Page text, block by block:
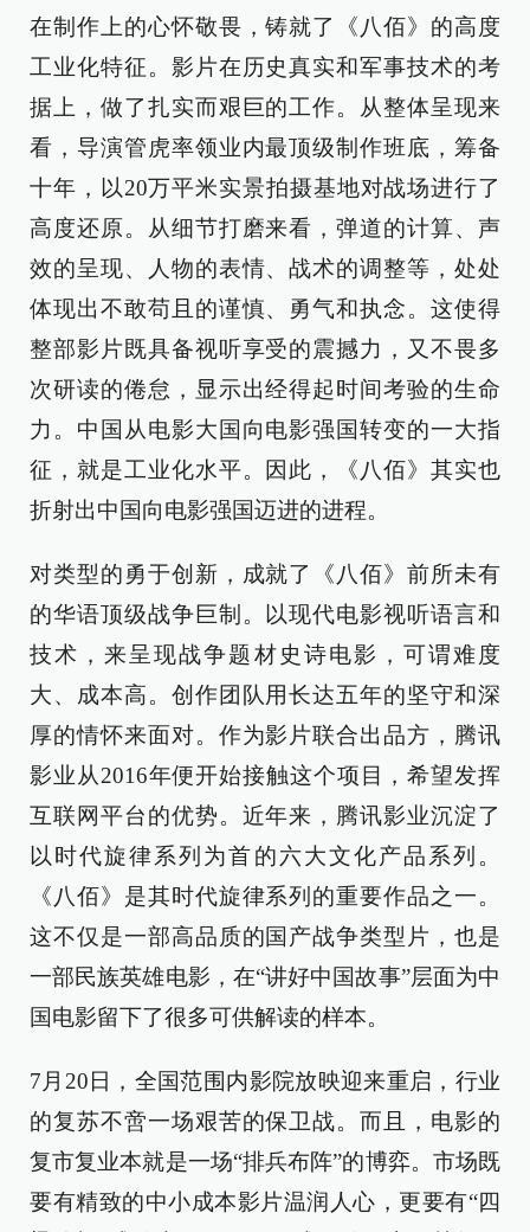
在制作上的心怀敬畏，铸就了《八佰》的高度
工业化特征。影片在历史真实和军事技术的考
据上，做了扎实而艰巨的工作。从整体呈现来
看，导演管虎率领业内最顶级制作班底，筹备
十年，以20万平米实景拍摄基地对战场进行了
高度还原。从细节打磨来看，弹道的计算、声
效的呈现、人物的表情、战术的调整等，处处
体现出不敢苟且的谨慎、勇气和执念。这使得
整部影片既具备视听享受的震撼力，又不畏多
次研读的倦怠，显示出经得起时间考验的生命
力。中国从电影大国向电影强国转变的一大指
征，就是工业化水平。因此，《八佰》其实也
折射出中国向电影强国迈进的进程。
对类型的勇于创新，成就了《八佰》前所未有
的华语顶级战争巨制。以现代电影视听语言和
技术，来呈现战争题材史诗电影，可谓难度
大、成本高。创作团队用长达五年的坚守和深
厚的情怀来面对。作为影片联合出品方，腾讯
影业从2016年便开始接触这个项目，希望发挥
互联网平台的优势。近年来，腾讯影业沉淀了
以时代旋律系列为首的六大文化产品系列。
《八佰》是其时代旋律系列的重要作品之一。
这不仅是一部高品质的国产战争类型片，也是
一部民族英雄电影，在“讲好中国故事”层面为中
国电影留下了很多可供解读的样本。
7月20日，全国范围内影院放映迎来重启，行业
的复苏不啻一场艰苦的保卫战。而且，电影的
复市复业本就是一场“排兵布阵”的博弈。市场既
要有精致的中小成本影片温润人心，更要有“四